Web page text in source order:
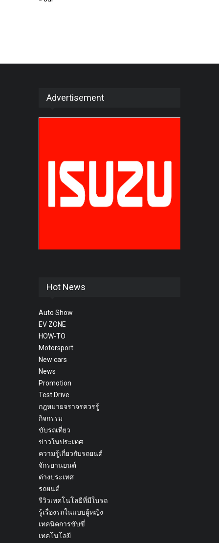
Advertisement
Hot News
Auto Show
EV ZONE
HOW-TO
Motorsport
New cars
News
Promotion
Test Drive
กฎหมายจราจรควรรู้
กิจกรรม
ขับรถเที่ยว
ข่าวในประเทศ
ความรู้เกี่ยวกับรถยนต์
จักรยานยนต์
ต่างประเทศ
รถยนต์
รีวิวเทคโนโลยีที่มีในรถ
รู้เรื่องรถในแบบผู้หญิง
เทคนิคการขับขี่
เทคโนโลยี